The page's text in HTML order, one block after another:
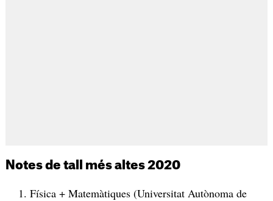
Notes de tall més altes 2020
Física + Matemàtiques (Universitat Autònoma de